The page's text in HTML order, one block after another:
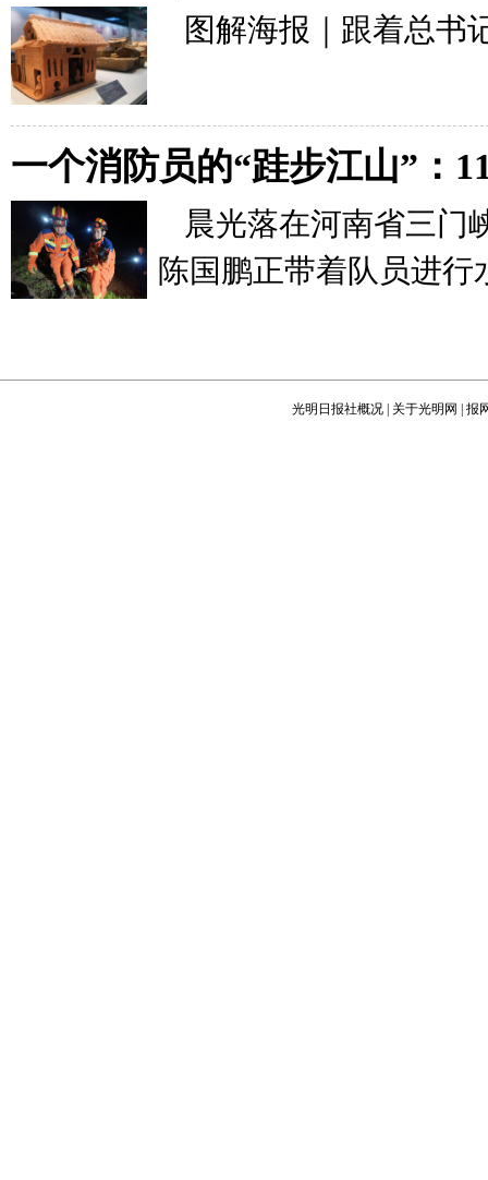
图解海报｜跟着总书
一个消防员的“跬步江山”：
晨光落在河南省三门
陈国鹏正带着队员进
光明日报社概况 关于光明网 报